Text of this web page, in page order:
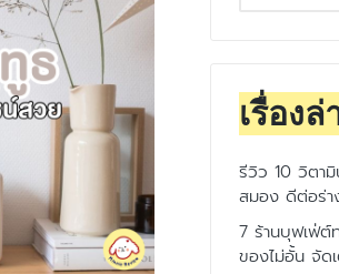
เรื่อง
รีวิว 10 วิตา
สมอง ดีต่อร่า
7 ร้านบุฟเฟ่ต์
ของไม่อั้น จัด